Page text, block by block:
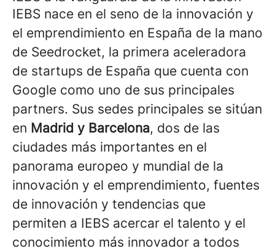
IEBS nace en el seno de la innovación y
el emprendimiento en España de la mano
de Seedrocket, la primera aceleradora
de startups de España que cuenta con
Google como uno de sus principales
partners. Sus sedes principales se sitúan
en Madrid y Barcelona, dos de las
ciudades más importantes en el
panorama europeo y mundial de la
innovación y el emprendimiento, fuentes
de innovación y tendencias que
permiten a IEBS acercar el talento y el
conocimiento más innovador a todos